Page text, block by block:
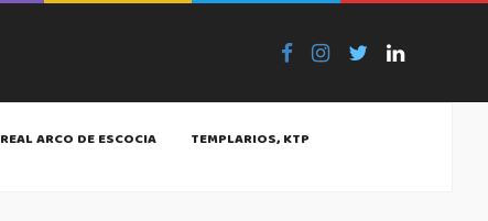
REAL ARCO DE ESCOCIA TEMPLARIOS, KTP